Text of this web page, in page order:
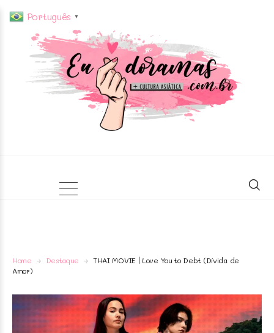
Home Destaque
THAI MOVIE | Love You to Debt (Dívida de
Amor)
Português ▼